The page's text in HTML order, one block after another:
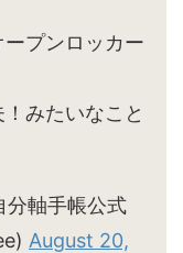
プンロッカー
みたいなこと
軸手帳公式
August 20,